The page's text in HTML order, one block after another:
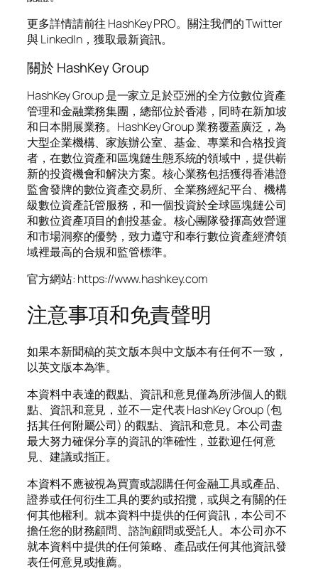
更多詳情請前往 HashKey PRO。關注我們的 Twitter
與 LinkedIn，獲取最新資訊。
關於 HashKey Group
HashKey Group 是一家立足於亞洲的全方位數位資產
管理和金融業務集團，總部位於香港，同時在新加坡
和日本開展業務。HashKey Group 業務覆蓋廣泛，為
大型企業機構、家族辦公室、基金、專業和合格投資
者，在數位資產和區塊鏈生態系統的領域中，提供嶄
新的投資機會和解決方案。核心業務包括獲得香港證
監會發牌的數位資產交易所、全業務經紀平台、機構
級數位資產託管服務，和一個投資於全球區塊鏈公司
和數位資產項目的創投基金。核心團隊發揮高效營運
和市場洞察的優勢，致力遵守和奉行數位資產經濟領
域裡最高的合規和監管標準。
官方網站: https://www.hashkey.com
注意事項和免責聲明
如果本新聞稿的英文版本與中文版本有任何不一致，
以英文版本為準。
本資料中表達的觀點、資訊和意見僅為所涉個人的觀
點、資訊和意見，並不一定代表 HashKey Group (包
括其任何附屬公司) 的觀點、資訊和意見。本公司盡
最大努力確保分享的資訊的準確性，並歡迎任何意
見、建議或指正。
本資料不應被視為買賣或認購任何金融工具或產品、
證券或任何衍生工具的要約或招攬，或與之有關的任
何其他權利。就本資料中提供的任何資訊，本公司不
擔任您的財務顧問、諮詢顧問或受託人。本公司亦不
就本資料中提供的任何策略、產品或任何其他資訊發
表任何意見或推薦。